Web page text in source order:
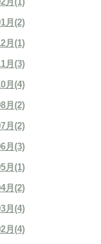
月(2)
月(1)
月(3)
月(4)
月(2)
月(2)
月(3)
月(1)
月(2)
月(4)
月(4)